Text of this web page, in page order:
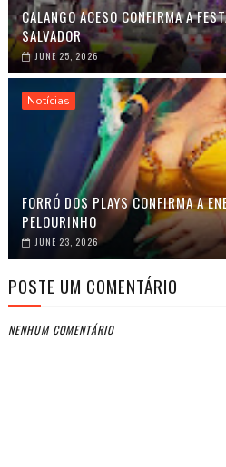
CALANGO ACESO CONFIRMA A
SALVADOR
JUNE 25, 2026
Notícias
FORRÓ DOS PLAYS CONFIRMA A
PELOURINHO
JUNE 23, 2026
POSTE UM COMENTÁRIO
NENHUM COMENTÁRIO